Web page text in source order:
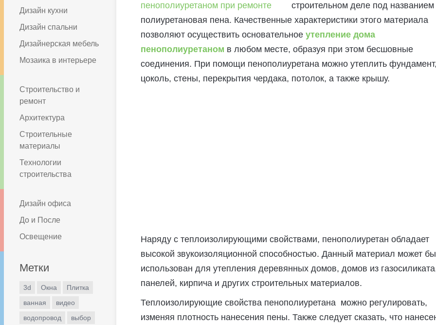
Дизайн кухни
Дизайн спальни
Дизайнерская мебель
Мозаика в интерьере
Строительство и
ремонт
Архитектура
Строительные
материалы
Технологии
строительства
Дизайн офиса
До и После
Освещение
Метки
3d Окна
Плитка
ванная
видео
водопровод
выбор
строительном деле под
полиуретановая пена. Качественные характеристики этого материала
позволяют осуществить основательное утепление дома
пенополиуретаном в любом месте, образуя при этом бесшовные
соединения. При помощи пенополиуретана можно утеплить
цоколь, стены, перекрытия чердака, потолок, а также крышу.
Наряду с теплоизолирующими свойствами, пенополиуретан обладает
высокой звукоизоляционной способностью. Данный материал может
использован для утепления деревянных домов, домов из
панелей, кирпича и других строительных материалов.
Теплоизолирующие свойства пенополиуретана можно регулировать,
изменяя плотность нанесения пены. Также следует сказать, что